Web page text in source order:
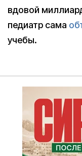
вдовой
педиатр сама
учебы.